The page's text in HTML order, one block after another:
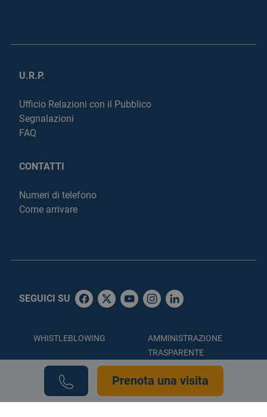
U.R.P.
Ufficio Relazioni con il Pubblico
Segnalazioni
FAQ
CONTATTI
Numeri di telefono
Come arrivare
SEGUICI SU
WHISTLEBLOWING
AMMINISTRAZIONE
TRASPARENTE
ACCESSIBILITÀ
COOKIE POLICY
Prenota una visita